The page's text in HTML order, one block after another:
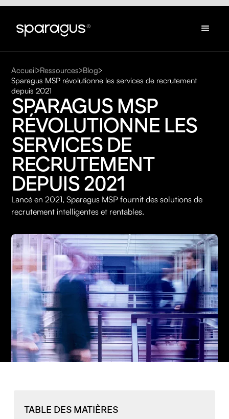
Accueil Ressources Blog
Sparagus MSP révolutionne les services de recrutement
depuis 2021
SPARAGUS MSP
RÉVOLUTIONNE LES
SERVICES DE
RECRUTEMENT
DEPUIS 2021
Lancé en 2021, Sparagus MSP fournit des solutions de
recrutement intelligentes et rentables.
TABLE DES MATIÈRES